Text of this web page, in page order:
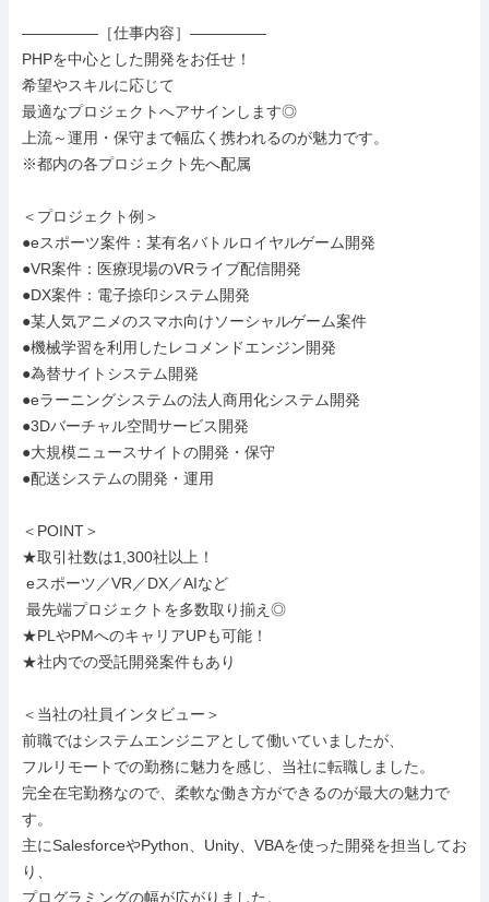
―――――［仕事内容］―――――
PHPを中心とした開発をお任せ！
希望やスキルに応じて
最適なプロジェクトへアサインします◎
上流～運用・保守まで幅広く携われるのが魅力です。
※都内の各プロジェクト先へ配属
＜プロジェクト例＞
●eスポーツ案件：某有名バトルロイヤルゲーム開発
●VR案件：医療現場のVRライブ配信開発
●DX案件：電子捺印システム開発
●某人気アニメのスマホ向けソーシャルゲーム案件
●機械学習を利用したレコメンドエンジン開発
●為替サイトシステム開発
●eラーニングシステムの法人商用化システム開発
●3Dバーチャル空間サービス開発
●大規模ニュースサイトの開発・保守
●配送システムの開発・運用
＜POINT＞
★取引社数は1,300社以上！
★PLやPMへのキャリアUPも可能！
★社内での受託開発案件もあり
＜当社の社員インタビュー＞
前職ではシステムエンジニアとして働いていましたが、
フルリモートでの勤務に魅力を感じ、当社に転職しました。
完全在宅勤務なので、柔軟な働き方ができるのが最大の魅力で
す。
主にSalesforceやPython、Unity、VBAを使った開発を担当してお
り、
プログラミングの幅が広がりました。